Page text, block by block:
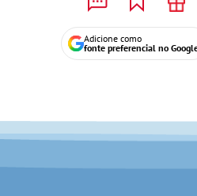
Adicione como
fonte preferencial no